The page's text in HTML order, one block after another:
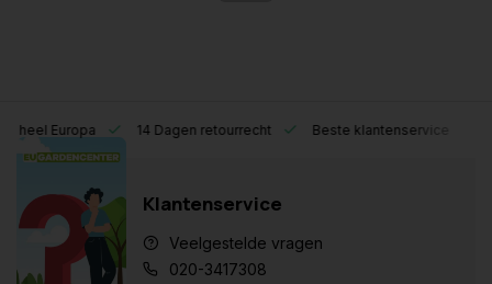
Europa 14 Dagen retourrecht Beste klantenservice
Klantenservice
Veelgestelde vragen
020-3417308